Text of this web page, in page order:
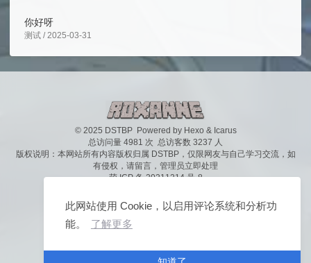
此网站使用 Cookie，以启用评论系统和分析功
能。
了解更多
你好呀
测试 / 2025-03-31
© 2025 DSTBPPowered by Hexo & Icarus
总访问量 4981 次 总访客数 3237 人
版权说明：本网站所有内容版权归属 DSTBP，仅限网友与自己学习交流，如
有侵权，请留言 ，管理员立即处理
萌 ICP 备 20211214 号-8